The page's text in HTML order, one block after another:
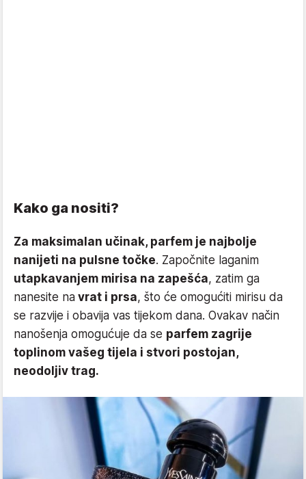
Kako ga nositi?
Za maksimalan učinak, parfem je najbolje
nanijeti na pulsne točke. Započnite laganim
utapkavanjem mirisa na zapešća, zatim ga
nanesite na vrat i prsa, što će omogućiti mirisu da
se razvije i obavija vas tijekom dana. Ovakav način
nanošenja omogućuje da se parfem zagrije
toplinom vašeg tijela i stvori postojan,
neodoljiv trag.